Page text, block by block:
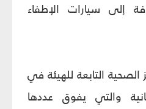
إلى سيارات الإطفاء
التابعة للهيئة في
والتي يفوق عددها